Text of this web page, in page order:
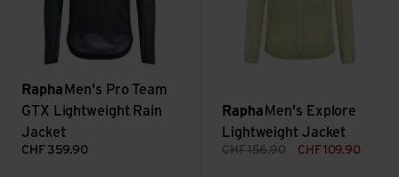
Rapha Men's Pro Team
GTX Lightweight Rain
Jacket
CHF 359.90
Rapha Men's Explore
Lightweight Jacket
CHF156.90 CHF 109.90